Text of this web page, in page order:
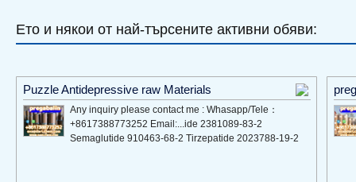
Ето и някои от най-търсените активни обяви:
Puzzle Antidepressive raw Materials
Any inquiry please contact me : Whasapp/Tele：
+8617388773252 Email:...ide 2381089-83-2
Semaglutide 910463-68-2 Tirzepatide 2023788-19-2